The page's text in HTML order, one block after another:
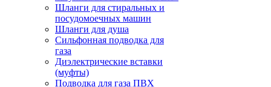
Шланги для стиральных и
посудомоечных машин
Шланги для душа
Сильфонная подводка для
газа
Диэлектрические вставки
(муфты)
Подводка для газа ПВХ